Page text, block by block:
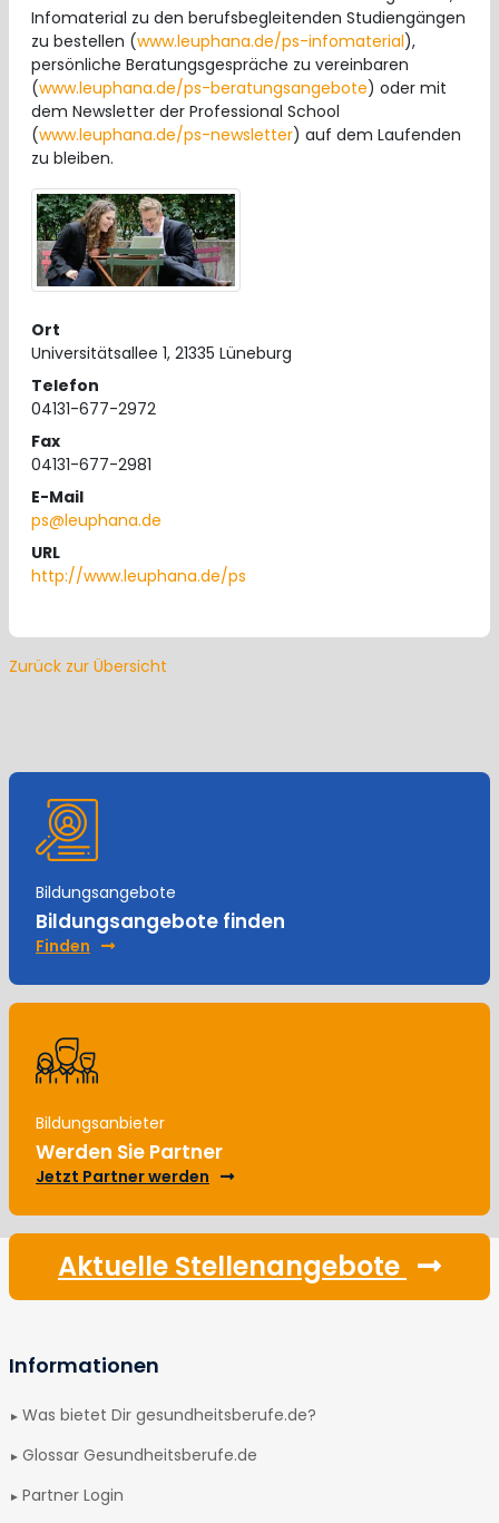
Infomaterial zu den berufsbegleitenden Studiengängen
zu bestellen (www.leuphana.de/ps-infomaterial),
persönliche Beratungsgespräche zu vereinbaren
(www.leuphana.de/ps-beratungsangebote) oder mit
dem Newsletter der Professional School
(www.leuphana.de/ps-newsletter) auf dem Laufenden
zu bleiben.
Ort
Universitätsallee 1, 21335 Lüneburg
Telefon
04131-677-2972
Fax
04131-677-2981
E-Mail
ps@leuphana.de
URL
http://www.leuphana.de/ps
Zurück zur Übersicht
Bildungsangebote
Bildungsangebote finden
Finden
Bildungsanbieter
Werden Sie Partner
Jetzt Partner werden
Aktuelle Stellenangebote
Informationen
Was bietet Dir gesundheitsberufe.de?
Glossar Gesundheitsberufe.de
Partner Login